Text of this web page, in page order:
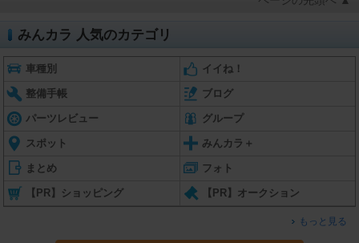
みんカラ 人気のカテゴリ
車種別 イイね！
整備手帳 ブログ
パーツレビュー グループ
スポット みんカラ＋
まとめ フォト
【PR】ショッピング 【PR】オークション
もっと見る